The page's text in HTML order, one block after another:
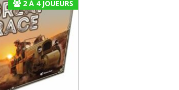
2À 4JOUEURS